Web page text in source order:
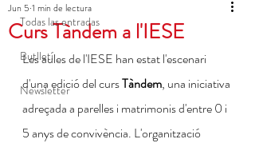
Todas las entradas
Butlletí
Newsletter
Curs Tàndem a l'IESE
Jun 5 1 min de lectura
Les aules de l'IESE han estat l'escenari
d'una edició del curs Tàndem, una iniciativa
adreçada a parelles i matrimonis d'entre 0 i
5 anys de convivència. L'organització